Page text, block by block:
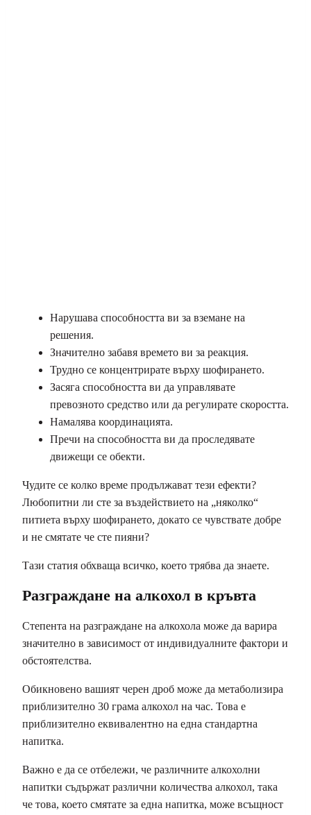
Нарушава способността ви за вземане на
решения.
Значително забавя времето ви за реакция.
Трудно се концентрирате върху шофирането.
Засяга способността ви да управлявате
превозното средство или да регулирате скоростта.
Намалява координацията.
Пречи на способността ви да проследявате
движещи се обекти.
Чудите се колко време продължават тези ефекти?
Любопитни ли сте за въздействието на „няколко“
питиета върху шофирането, докато се чувствате добре
и не смятате че сте пияни?
Тази статия обхваща всичко, което трябва да знаете.
Разграждане на алкохол в кръвта
Степента на разграждане на алкохола може да варира
значително в зависимост от индивидуалните фактори и
обстоятелства.
Обикновено вашият черен дроб може да метаболизира
приблизително 30 грама алкохол на час. Това е
приблизително еквивалентно на една стандартна
напитка.
Важно е да се отбележи, че различните алкохолни
напитки съдържат различни количества алкохол, така
че това, което смятате за една напитка, може всъщност